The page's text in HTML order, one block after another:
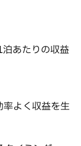
あたりの収益
率よく収益を生